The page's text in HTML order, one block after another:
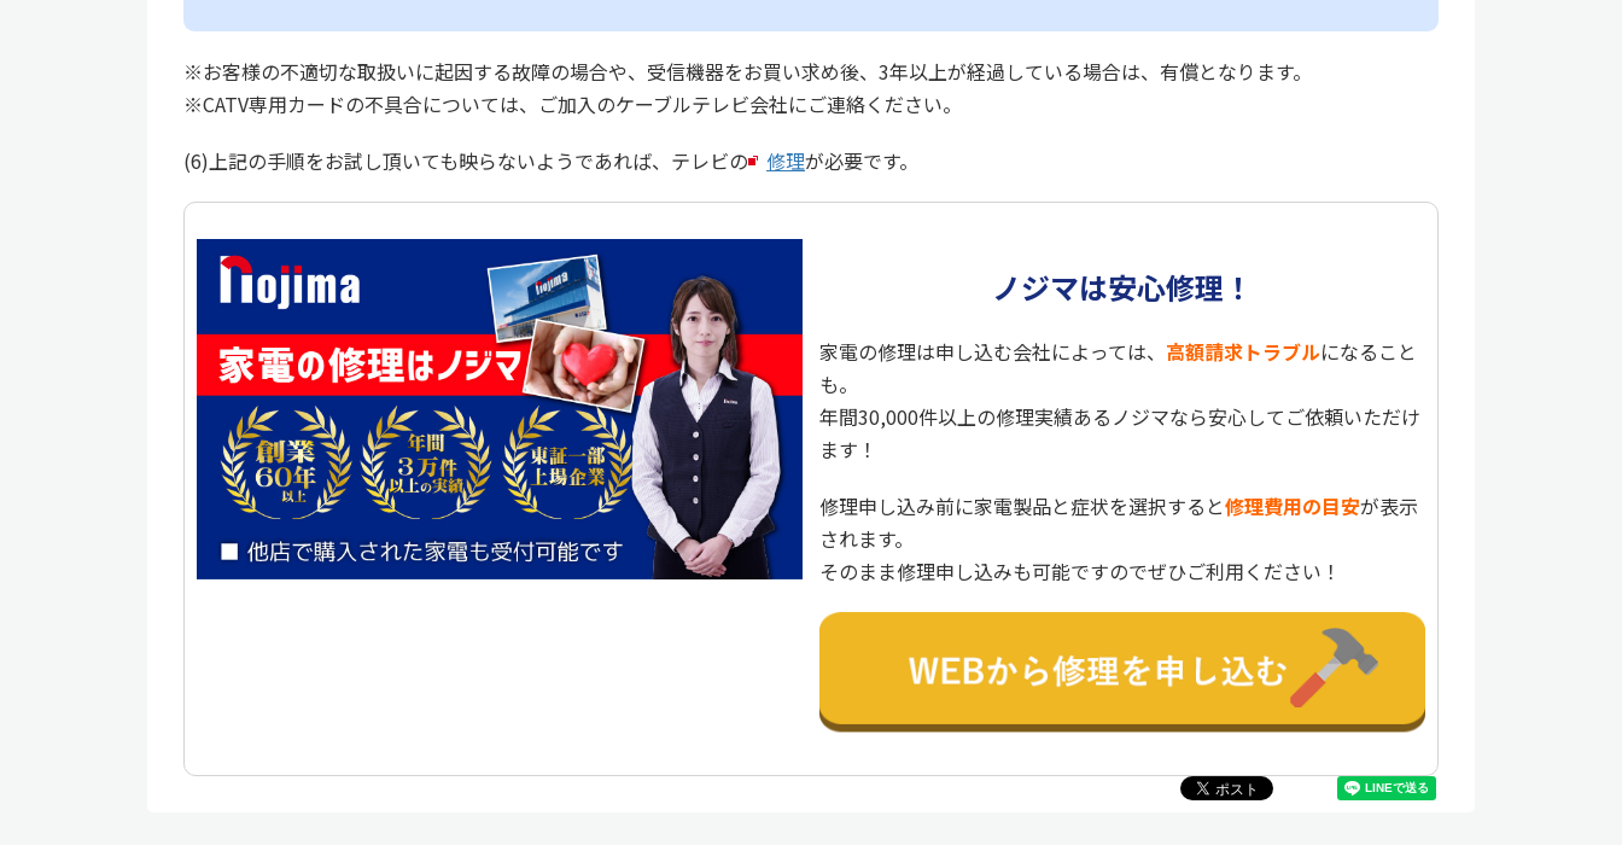
※お客様の不適切な取扱いに起因する故障の場合や、受信機器をお買い求め後、3年以上が経過している場合は、有償となります。
※CATV専用カードの不具合については、ご加入のケーブルテレビ会社にご連絡ください。
(6)上記の手順をお試し頂いても映らないようであれば、テレビの
修理が必要です。
ノジマは安心修理！
家電の修理は申し込む会社によっては、 高額請求トラブルになること
も。
年間30,000件以上の修理実績あるノジマなら安心してご依頼いただけ
ます！
修理申し込み前に家電製品と症状を選択すると修理費用の目安が表示
されます。
そのまま修理申し込みも可能ですのでぜひご利用ください！